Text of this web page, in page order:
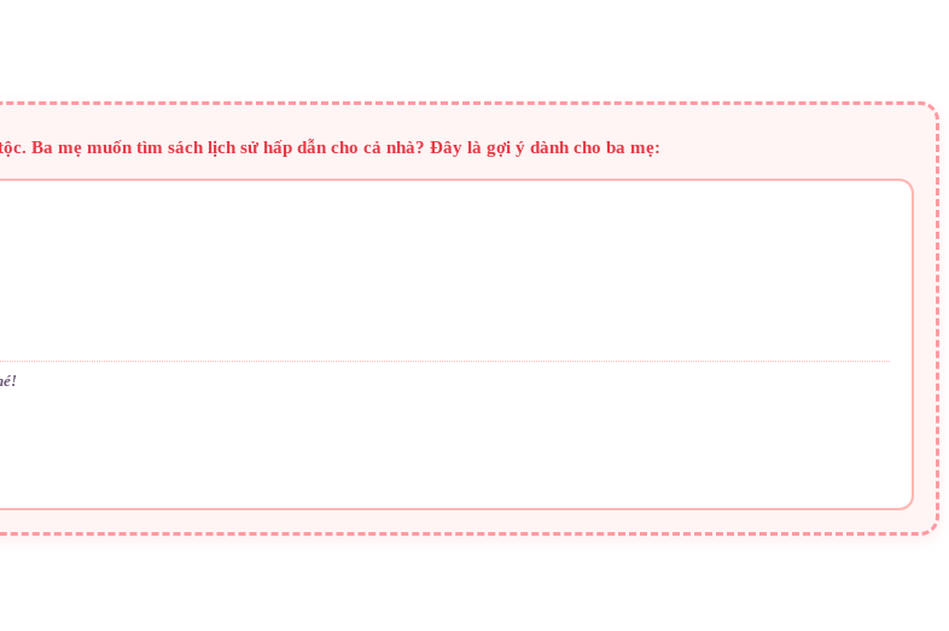
Ba mẹ muốn tìm sách lịch sử hấp dẫn cho cả nhà? Đây là gợi ý dành cho ba mẹ: